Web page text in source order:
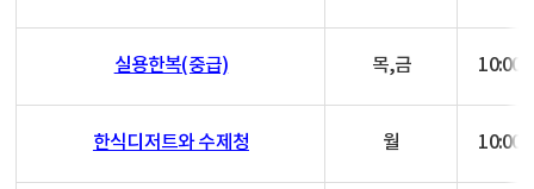
실용한복(중급) 목,금
한식디저트와 수제청 월